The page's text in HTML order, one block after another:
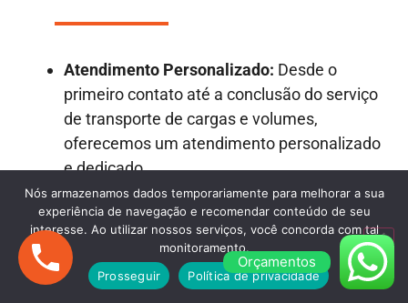
Atendimento Personalizado: Desde o
primeiro contato até a conclusão do serviço
de transporte de cargas e volumes,
oferecemos um atendimento personalizado
e dedicado.
Transparência nos Orçamentos: Nossos
orçamentos são detalhados e
transparentes, garantindo que não haja
surpresas desagradáveis ao longo do
processo.
Orçamentos
Nós armazenamos dados temporariamente para melhorar a sua
experiência de navegação e recomendar conteúdo de seu
interesse. Ao utilizar nossos serviços, você concorda com tal
monitoramento.
Prosseguir
Política de privacidade